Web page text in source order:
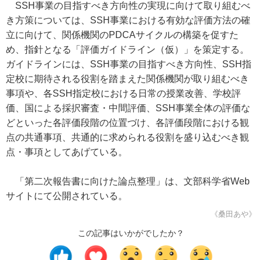
SSH事業の目指すべき方向性の実現に向けて取り組むべ
き方策については、SSH事業における有効な評価方法の確
立に向けて、関係機関のPDCAサイクルの構築を促すた
め、指針となる「評価ガイドライン（仮）」を策定する。
ガイドラインには、SSH事業の目指すべき方向性、SSH指
定校に期待される役割を踏まえた関係機関が取り組むべき
事項や、各SSH指定校における日常の授業改善、学校評
価、国による採択審査・中間評価、SSH事業全体の評価な
どといった各評価段階の位置づけ、各評価段階における観
点の共通事項、共通的に求められる役割を盛り込むべき観
点・事項としてあげている。
「第二次報告書に向けた論点整理」は、文部科学省Web
サイトにて公開されている。
《桑田あや》
この記事はいかがでしたか？